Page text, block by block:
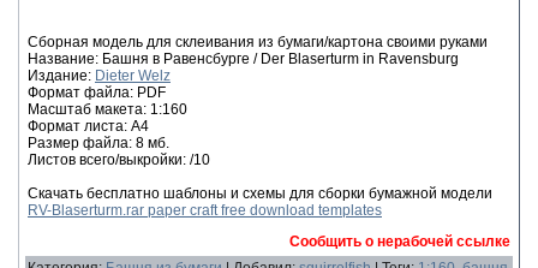
Сборная модель для склеивания из бумаги/картона своими руками
Название: Башня в Равенсбурге / Der Blaserturm in Ravensburg
Издание: Dieter Welz
Формат файла: PDF
Масштаб макета: 1:160
Формат листа: А4
Размер файла: 8 мб.
Листов всего/выкройки: /10
Скачать бесплатно шаблоны и схемы для сборки бумажной модели
RV-Blaserturm.rar paper craft free download templates
Сообщить о нерабочей ссылке